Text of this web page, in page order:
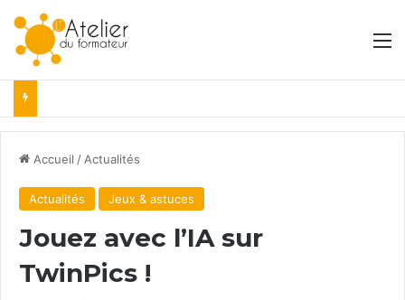
Accueil / Actualités
Actualités Jeux & astuces
Jouez avec l’IA sur
TwinPics !